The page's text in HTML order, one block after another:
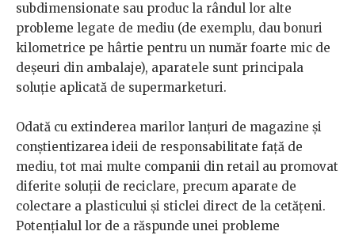
subdimensionate sau produc la rândul lor alte
probleme legate de mediu (de exemplu, dau bonuri
kilometrice pe hârtie pentru un număr foarte mic de
deșeuri din ambalaje), aparatele sunt principala
soluție aplicată de supermarketuri.
Odată cu extinderea marilor lanțuri de magazine și
conștientizarea ideii de responsabilitate față de
mediu, tot mai multe companii din retail au promovat
diferite soluții de reciclare, precum aparate de
colectare a plasticului și sticlei direct de la cetățeni.
Potențialul lor de a răspunde unei probleme